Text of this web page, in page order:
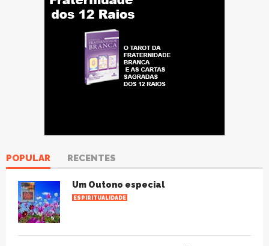
POPULAR RECENTES
Um Outono especial
ESPIRITUALIDADE